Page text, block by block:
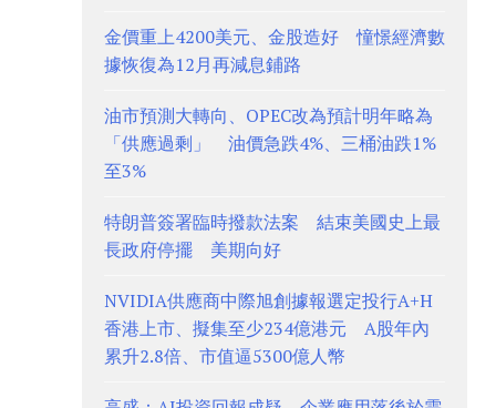
金價重上4200美元、金股造好 憧憬經濟數
據恢復為12月再減息鋪路
油市預測大轉向、OPEC改為預計明年略為
「供應過剩」 油價急跌4%、三桶油跌1%
至3%
特朗普簽署臨時撥款法案 結束美國史上最
長政府停擺 美期向好
NVIDIA供應商中際旭創據報選定投行A+H
香港上市、擬集至少234億港元 A股年內
累升2.8倍、市值逼5300億人幣